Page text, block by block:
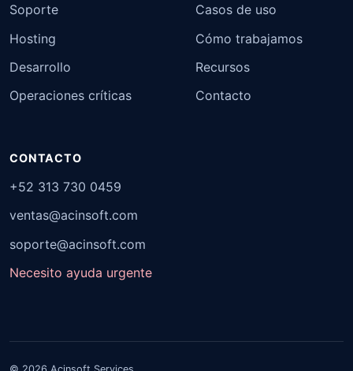
Soporte
Hosting
Desarrollo
Operaciones críticas
Casos de uso
Cómo trabajamos
Recursos
Contacto
CONTACTO
+52 313 730 0459
ventas@acinsoft.com
soporte@acinsoft.com
Necesito ayuda urgente